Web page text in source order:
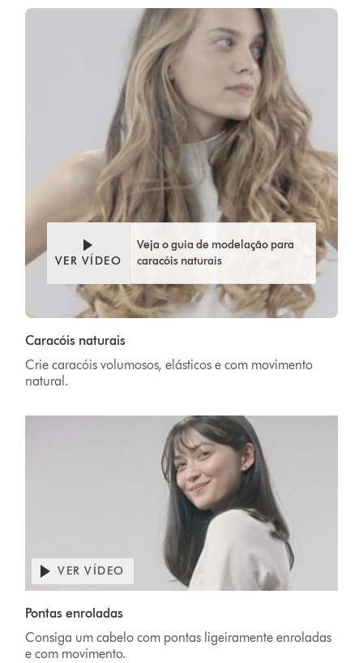
VER VÍDEO
Veja o guia de modelação para
caracóis naturais
Caracóis naturais
Crie caracóis volumosos, elásticos e com movimento
natural.
VER VÍDEO
Pontas enroladas
Consiga um cabelo com pontas ligeiramente enroladas
e com movimento.